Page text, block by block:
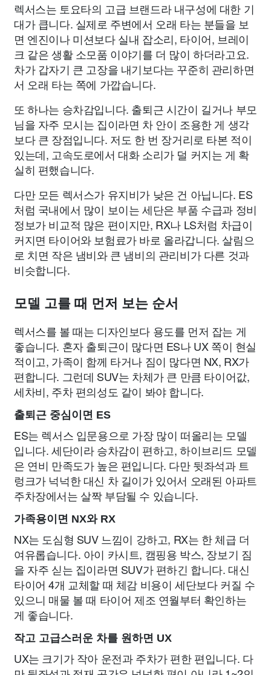
렉서스는 토요타의 고급 브랜드라 내구성에 대한 기
대가 큽니다. 실제로 주변에서 오래 타는 분들을 보
면 엔진이나 미션보다 실내 잡소리, 타이어, 브레이
크 같은 생활 소모품 이야기를 더 많이 하더라고요.
차가 갑자기 큰 고장을 내기보다는 꾸준히 관리하면
서 오래 타는 쪽에 가깝습니다.
또 하나는 승차감입니다. 출퇴근 시간이 길거나 부모
님을 자주 모시는 집이라면 차 안이 조용한 게 생각
보다 큰 장점입니다. 저도 한 번 장거리로 타본 적이
있는데, 고속도로에서 대화 소리가 덜 커지는 게 확
실히 편했습니다.
다만 모든 렉서스가 유지비가 낮은 건 아닙니다. ES
처럼 국내에서 많이 보이는 세단은 부품 수급과 정비
정보가 비교적 많은 편이지만, RX나 LS처럼 차급이
커지면 타이어와 보험료가 바로 올라갑니다. 살림으
로 치면 작은 냄비와 큰 냄비의 관리비가 다른 것과
비슷합니다.
모델 고를 때 먼저 보는 순서
렉서스를 볼 때는 디자인보다 용도를 먼저 잡는 게
좋습니다. 혼자 출퇴근이 많다면 ES나 UX 쪽이 현실
적이고, 가족이 함께 타거나 짐이 많다면 NX, RX가
편합니다. 그런데 SUV는 차체가 큰 만큼 타이어값,
세차비, 주차 편의성도 같이 봐야 합니다.
출퇴근 중심이면 ES
ES는 렉서스 입문용으로 가장 많이 떠올리는 모델
입니다. 세단이라 승차감이 편하고, 하이브리드 모델
은 연비 만족도가 높은 편입니다. 다만 뒷좌석과 트
렁크가 넉넉한 대신 차 길이가 있어서 오래된 아파트
주차장에서는 살짝 부담될 수 있습니다.
가족용이면 NX와 RX
NX는 도심형 SUV 느낌이 강하고, RX는 한 체급 더
여유롭습니다. 아이 카시트, 캠핑용 박스, 장보기 짐
을 자주 싣는 집이라면 SUV가 편하긴 합니다. 대신
타이어 4개 교체할 때 체감 비용이 세단보다 커질 수
있으니 매물 볼 때 타이어 제조 연월부터 확인하는
게 좋습니다.
작고 고급스러운 차를 원하면 UX
UX는 크기가 작아 운전과 주차가 편한 편입니다. 다